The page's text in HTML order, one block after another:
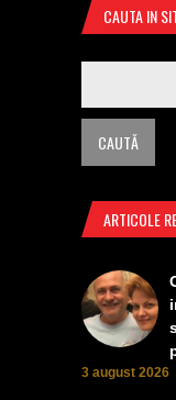
CAUTA IN
ARTICOLE
3 august 2026